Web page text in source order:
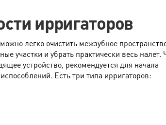
ирригаторов
легко очистить межзубное
участки и убрать практически весь налет.
устройство, рекомендуется для начала
Есть три типа ирригаторов: